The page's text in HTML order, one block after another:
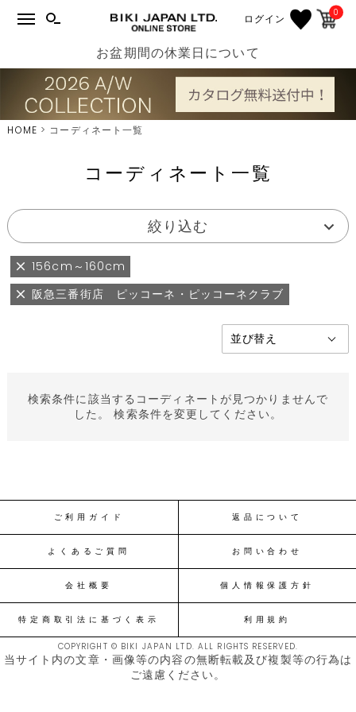
ログイン 0
お盆期間の休業日について
HOME コーディネート一覧
コーディネート一覧
絞り込む
156cm～160cm
阪急三番街店 ピッコーネ・ピッコーネクラブ
検索条件に該当するコーディネートが見つかりませんで
した。 検索条件を変更してください。
ご利用ガイド 返品について
よくあるご質問 お問い合わせ
会社概要 個人情報保護方針
特定商取引法に基づく表示 利用規約
COPYRIGHT © BIKI JAPAN LTD. ALL RIGHTS RESERVED.
当サイト内の文章・画像等の内容の無断転載及び複製等の行為は
ご遠慮ください。